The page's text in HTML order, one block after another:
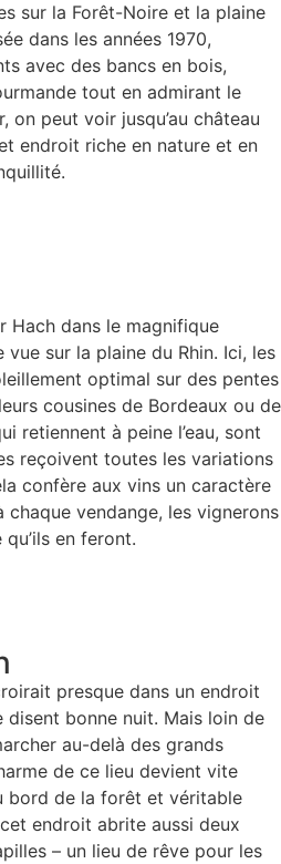
sur la Forêt-Noire et la plaine
dans les années 1970,
avec des bancs en bois,
tout en admirant le
on peut voir jusqu’au château
endroit riche en nature et en
Hach dans le magnifique
sur la plaine du Rhin. Ici, les
optimal sur des pentes
cousines de Bordeaux ou de
retiennent à peine l’eau, sont
reçoivent toutes les variations
confère aux vins un caractère
chaque vendange, les vignerons
en feront.
presque dans un endroit
bonne nuit. Mais loin de
au-delà des grands
de ce lieu devient vite
bord de la forêt et véritable
endroit abrite aussi deux
– un lieu de rêve pour les